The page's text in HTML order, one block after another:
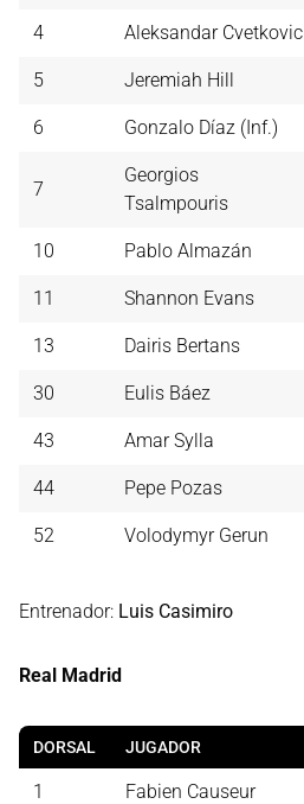
4 Aleksandar Cvetkovic
5 Jeremiah Hill
6 Gonzalo Díaz (Inf.)
7
Georgios
Tsalmpouris
10 Pablo Almazán
11 Shannon Evans
13 Dairis Bertans
30 Eulis Báez
43 Amar Sylla
44 Pepe Pozas
52 Volodymyr Gerun
Entrenador: Luis Casimiro
Real Madrid
DORSAL JUGADOR
1 Fabien Causeur